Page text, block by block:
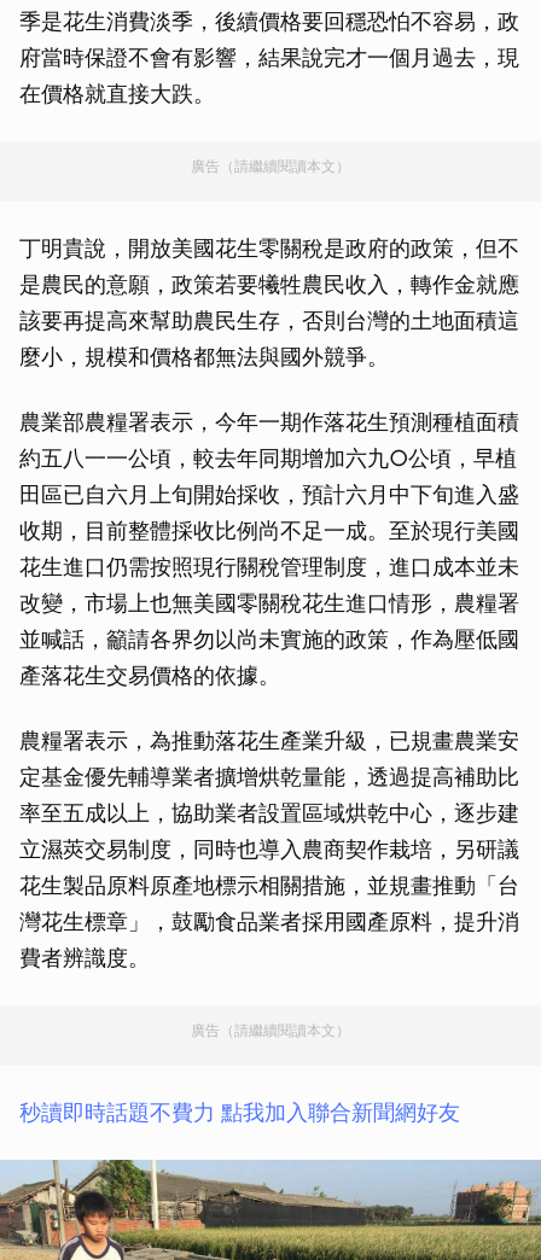
季是花生消費淡季，後續價格要回穩恐怕不容易，政
府當時保證不會有影響，結果說完才一個月過去，現
在價格就直接大跌。
廣告（請繼續閱讀本文）
丁明貴說，開放美國花生零關稅是政府的政策，但不
是農民的意願，政策若要犧牲農民收入，轉作金就應
該要再提高來幫助農民生存，否則台灣的土地面積這
麼小，規模和價格都無法與國外競爭。
農業部農糧署表示，今年一期作落花生預測種植面積
約五八一一公頃，較去年同期增加六九○公頃，早植
田區已自六月上旬開始採收，預計六月中下旬進入盛
收期，目前整體採收比例尚不足一成。至於現行美國
花生進口仍需按照現行關稅管理制度，進口成本並未
改變，市場上也無美國零關稅花生進口情形，農糧署
並喊話，籲請各界勿以尚未實施的政策，作為壓低國
產落花生交易價格的依據。
農糧署表示，為推動落花生產業升級，已規畫農業安
定基金優先輔導業者擴增烘乾量能，透過提高補助比
率至五成以上，協助業者設置區域烘乾中心，逐步建
立濕莢交易制度，同時也導入農商契作栽培，另研議
花生製品原料原產地標示相關措施，並規畫推動「台
灣花生標章」，鼓勵食品業者採用國產原料，提升消
費者辨識度。
廣告（請繼續閱讀本文）
秒讀即時話題不費力 點我加入聯合新聞網好友